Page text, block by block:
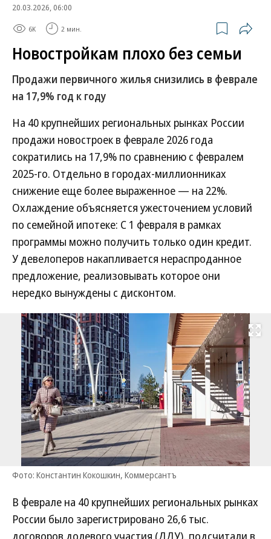
20.03.2026, 06:00
6K 2 мин.
Новостройкам плохо без семьи
Продажи первичного жилья снизились в феврале
на 17,9% год к году
На 40 крупнейших региональных рынках России
продажи новостроек в феврале 2026 года
сократились на 17,9% по сравнению с февралем
2025-го. Отдельно в городах-миллионниках
снижение еще более выраженное — на 22%.
Охлаждение объясняется ужесточением условий
по семейной ипотеке: С 1 февраля в рамках
программы можно получить только один кредит.
У девелоперов накапливается нераспроданное
предложение, реализовывать которое они
нередко вынуждены с дисконтом.
Развернуть
Фото: Константин Кокошкин, Коммерсантъ
В феврале на 40 крупнейших региональных рынках
России было зарегистрировано 26,6 тыс.
договоров долевого участия (ДДУ), подсчитали в